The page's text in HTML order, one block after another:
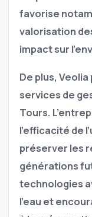
favorise
valorisation
impact sur
De plus,
services de
Tours.
l’efficacité de
préserver les
générations
technologies
l’eau et